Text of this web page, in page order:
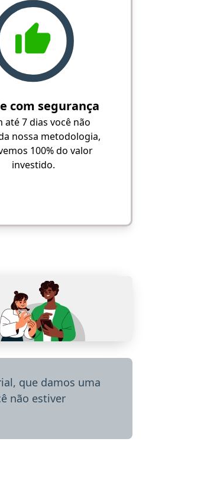
com segurança
até 7 dias você não
nossa metodologia,
100% do valor
investido.
que damos uma
não estiver